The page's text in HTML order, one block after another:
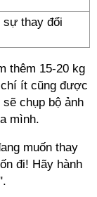
sự thay đổi
thêm 15-20 kg
ít cũng được
chụp bộ ảnh
mình.
muốn thay
đi! Hãy hành